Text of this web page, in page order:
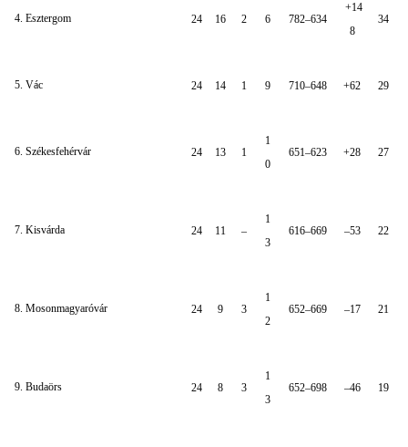
4. Esztergom 24 16 2 6 782–634
+14
8
34
5. Vác 24 14 1 9 710–648 +62 29
6. Székesfehérvár 24 13 1
1
0
651–623 +28 27
7. Kisvárda 24 11 –
1
3
616–669 –53 22
8. Mosonmagyaróvár 24 9 3
1
2
652–669 –17 21
9. Budaörs 24 8 3
1
3
652–698 –46 19